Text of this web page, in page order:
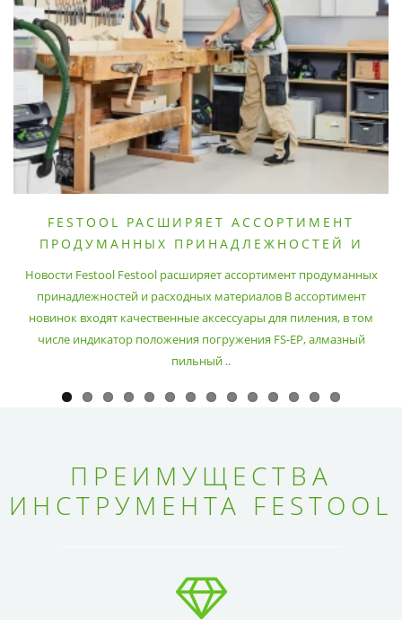
FESTOOL РАСШИРЯЕТ АССОРТИМЕНТ
ПРОДУМАННЫХ ПРИНАДЛЕЖНОСТЕЙ И
Новости Festool Festool расширяет ассортимент продуманных
принадлежностей и расходных материалов В ассортимент
новинок входят качественные аксессуары для пиления, в том
числе индикатор положения погружения FS-EP, алмазный
пильный ..
ПРЕИМУЩЕСТВА
ИНСТРУМЕНТА FESTOOL